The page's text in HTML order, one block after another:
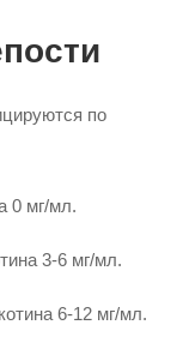
по
0 мг/мл.
3-6 мг/мл.
6-12 мг/мл.